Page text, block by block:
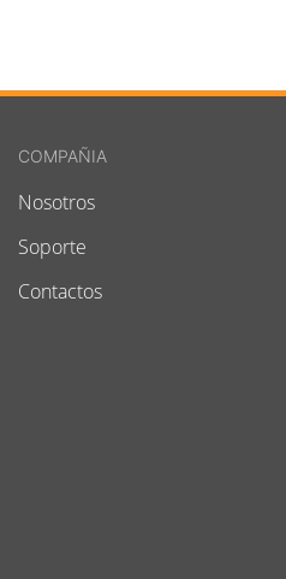
COMPAÑIA
Nosotros
Soporte
Contactos